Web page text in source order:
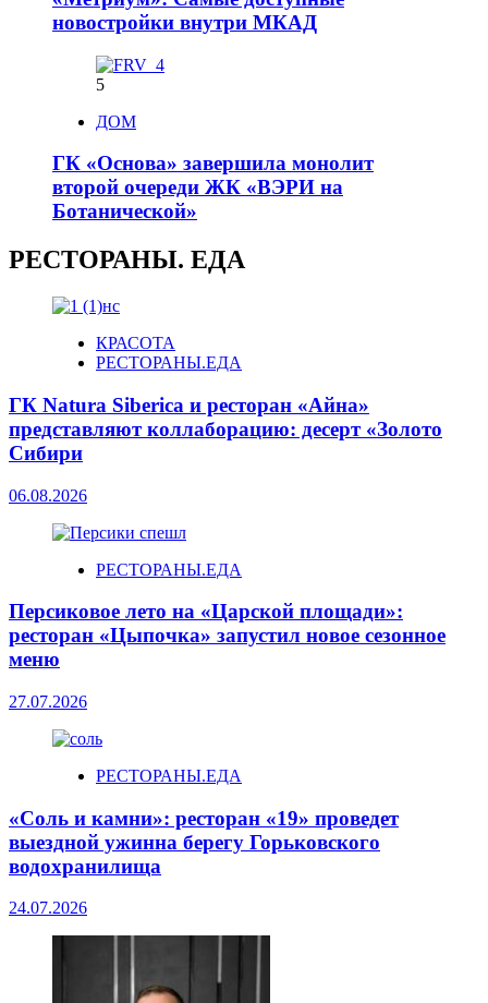
новостройки внутри МКАД
5
ДОМ
ГК «Основа» завершила монолит
второй очереди ЖК «ВЭРИ на
Ботанической»
РЕСТОРАНЫ. ЕДА
КРАСОТА
РЕСТОРАНЫ.ЕДА
ГК Natura Siberica и ресторан «Айна»
представляют коллаборацию: десерт «Золото
Сибири
06.08.2026
РЕСТОРАНЫ.ЕДА
Персиковое лето на «Царской площади»:
ресторан «Цыпочка» запустил новое сезонное
меню
27.07.2026
РЕСТОРАНЫ.ЕДА
«Соль и камни»: ресторан «19» проведет
выездной ужинна берегу Горьковского
водохранилища
24.07.2026